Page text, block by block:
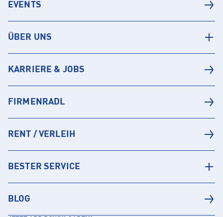
EVENTS
ÜBER UNS
KARRIERE & JOBS
FIRMENRADL
RENT / VERLEIH
BESTER SERVICE
BLOG